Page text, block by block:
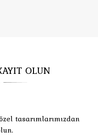
OLUN
tasarımlarımızdan